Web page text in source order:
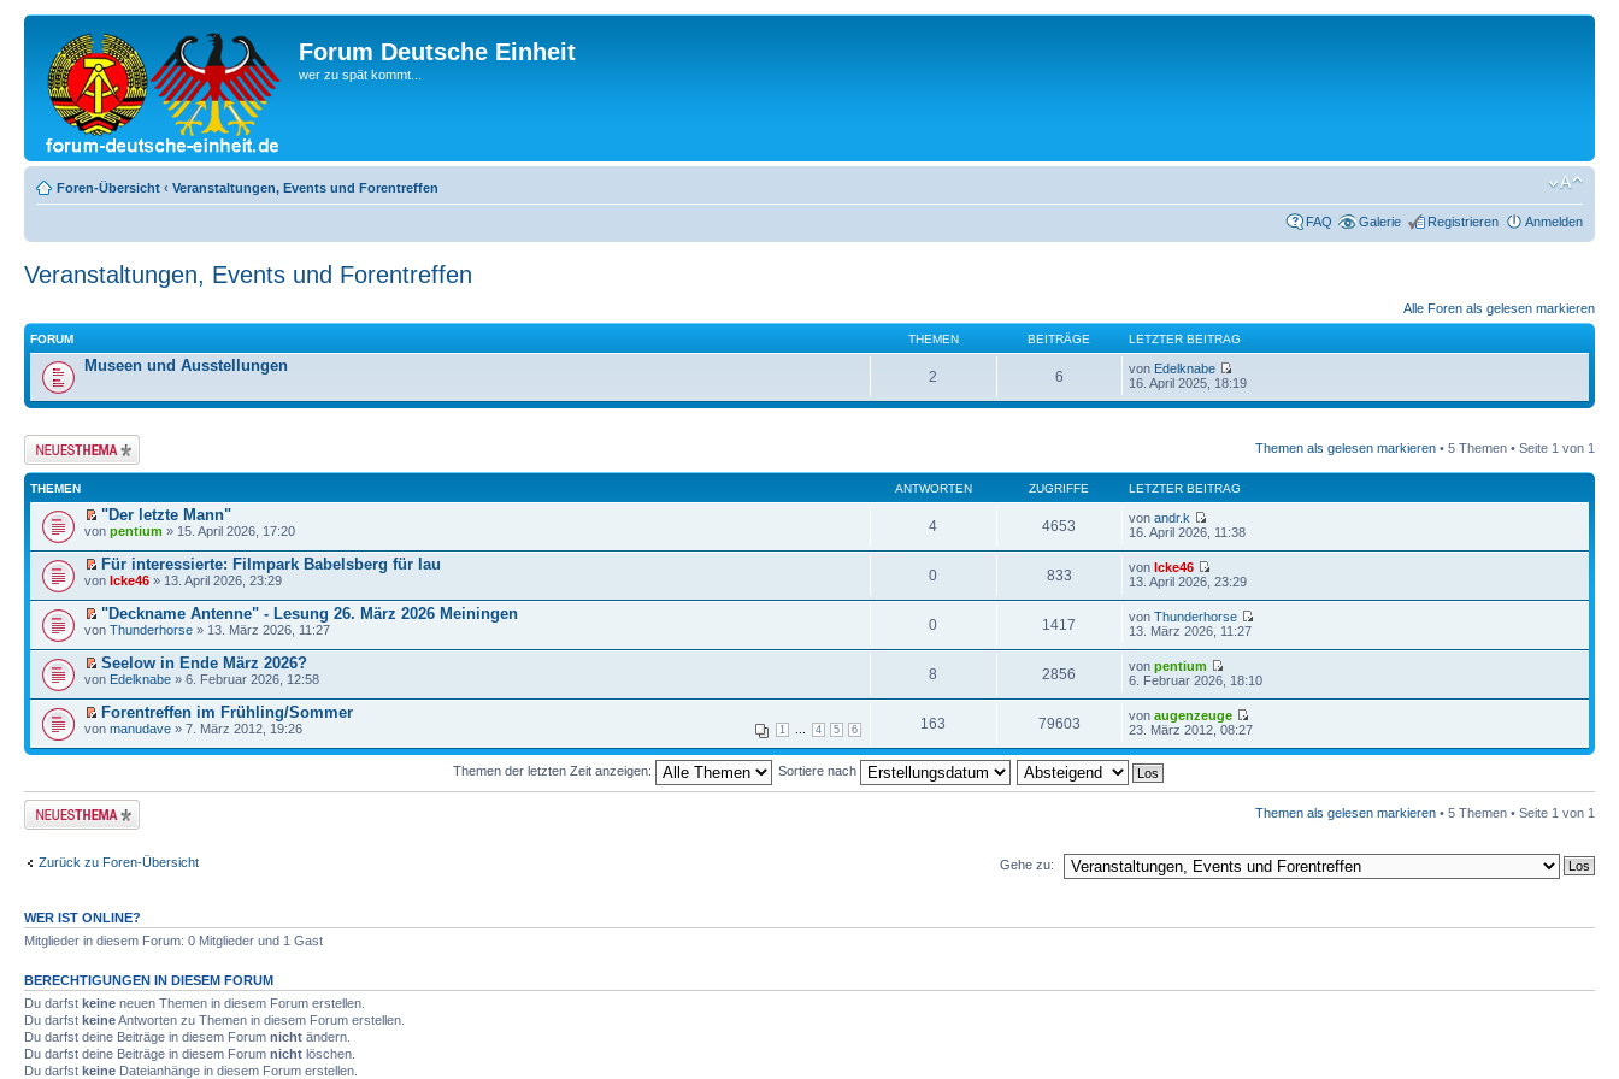
Forum Deutsche Einheit
wer zu spät kommt...
Foren-Übersicht ‹ Veranstaltungen, Events und Forentreffen
FAQ Galerie Registrieren Anmelden
Veranstaltungen, Events und Forentreffen
Alle Foren als gelesen markieren
FORUM THEMEN BEITRÄGE LETZTER BEITRAG
Museen und Ausstellungen
2 6 von Edelknabe
16. April 2025, 18:19
Neues Thema
erstellen
Themen als gelesen markieren • 5 Themen • Seite 1 von 1
THEMEN ANTWORTEN ZUGRIFFE LETZTER BEITRAG
"Der letzte Mann"
von pentium » 15. April 2026, 17:20 4 4653 vonandr.k
16. April 2026, 11:38
Für interessierte: Filmpark Babelsberg für lau
von Icke46 » 13. April 2026, 23:29 0 833 vonIcke46
13. April 2026, 23:29
"Deckname Antenne" - Lesung 26. März 2026 Meiningen
von Thunderhorse » 13. März 2026, 11:27 0 1417 vonThunderhorse
13. März 2026, 11:27
Seelow in Ende März 2026?
von Edelknabe » 6. Februar 2026, 12:58 8 2856 vonpentium
6. Februar 2026, 18:10
Forentreffen im Frühling/Sommer
1 4 5 6
von manudave » 7. März 2012, 19:26 163 79603 vonaugenzeuge
23. März 2012, 08:27
Themen der letzten Zeit anzeigen: Sortiere nach
Neues Thema
erstellen
Themen als gelesen markieren • 5 Themen • Seite 1 von 1
Zurück zu Foren-Übersicht Gehe zu:
WER IST ONLINE?
Mitglieder in diesem Forum: 0 Mitglieder und 1 Gast
BERECHTIGUNGEN IN DIESEM FORUM
Du darfst keine neuen Themen in diesem Forum erstellen.
Du darfst keineAntworten zu Themen in diesem Forum erstellen.
Du darfst deine Beiträge in diesem Forum nicht ändern.
Du darfst deine Beiträge in diesem Forum nicht löschen.
Du darfst keine Dateianhänge in diesem Forum erstellen.